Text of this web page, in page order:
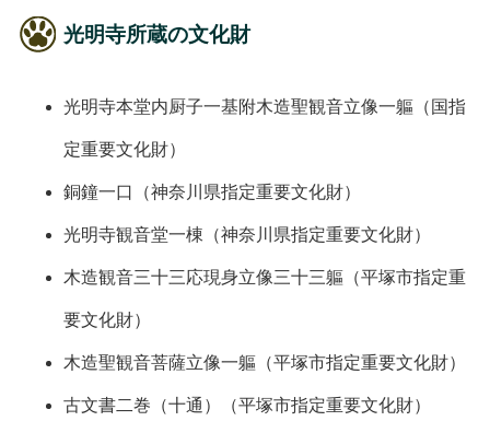
光明寺所蔵の文化財
光明寺本堂内厨子一基附木造聖観音立像一軀（国指
定重要文化財）
銅鐘一口（神奈川県指定重要文化財）
光明寺観音堂一棟（神奈川県指定重要文化財）
木造観音三十三応現身立像三十三軀（平塚市指定重
要文化財）
木造聖観音菩薩立像一軀（平塚市指定重要文化財）
古文書二巻（十通）（平塚市指定重要文化財）